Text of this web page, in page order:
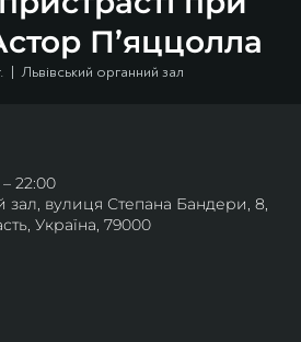
П’яццолла
  |
Львівський органний зал
22:00
зал, вулиця Степана Бандери, 8,
Україна, 79000